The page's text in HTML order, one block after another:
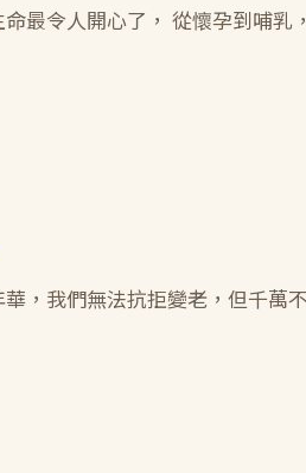
最令人開心了， 從懷孕到哺
，我們無法抗拒變老，但千萬